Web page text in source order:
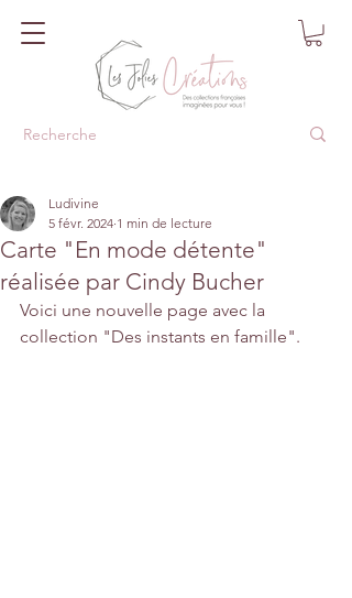
Carte "En mode détente"
réalisée par Cindy Bucher
Ludivine
5 févr. 2024 1 min de lecture
Voici une nouvelle page avec la
collection "Des instants en famille".